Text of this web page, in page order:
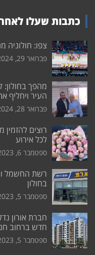
כתבות שעלו
צפו: חולוניה מנצחת 72:73 את
פברואר 29, 2024
העיר ויחליף
פברואר 28, 2024
רוצים להזמין
לכל אירוע
ספטמבר 6, 2023
רשת החשמל
בחולון
ספטמבר 5, 2023
חדש ברחוב
ספטמבר 5, 2023